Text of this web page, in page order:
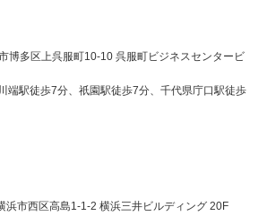
博多区上呉服町10-10 呉服町ビジネスセンタービ
端駅徒歩7分、祇園駅徒歩7分、千代県庁口駅徒歩
市西区高島1-1-2 横浜三井ビルディング 20F